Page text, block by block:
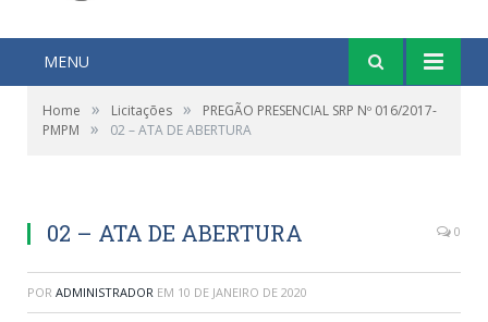
MENU
Home » Licitações »
PREGÃO PRESENCIAL SRP Nº 016/2017-
PMPM
» 02 – ATA DE ABERTURA
02 – ATA DE ABERTURA 0
POR ADMINISTRADOR EM 10 DE JANEIRO DE 2020